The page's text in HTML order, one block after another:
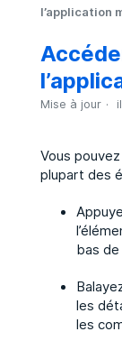
l’application
Mise à jour
Vous
plupart des
bas de
les
les